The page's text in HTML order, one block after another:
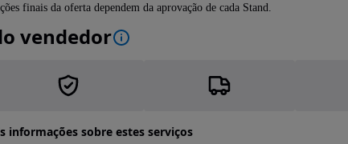
finais da oferta dependem da aprovação de cada Stand.
vendedor
informações sobre estes serviços